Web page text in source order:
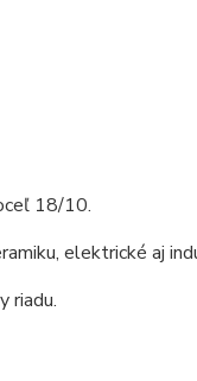
18/10.
elektrické aj
riadu.